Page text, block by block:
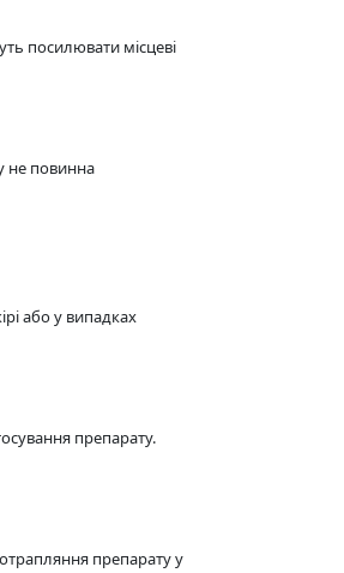
посилювати місцеві
не повинна
або у випадках
препарату.
препарату у